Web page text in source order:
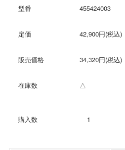
型番 455424003
定価 42,900円(税込)
販売価格 34,320円(税込)
在庫数 △
購入数